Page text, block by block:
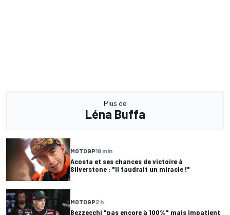
Plus de
Léna Buffa
MOTOGP18 min
Acosta et ses chances de victoire à
Silverstone : "Il faudrait un miracle !"
MOTOGP2 h
Bezzecchi "pas encore à 100%" mais impatient